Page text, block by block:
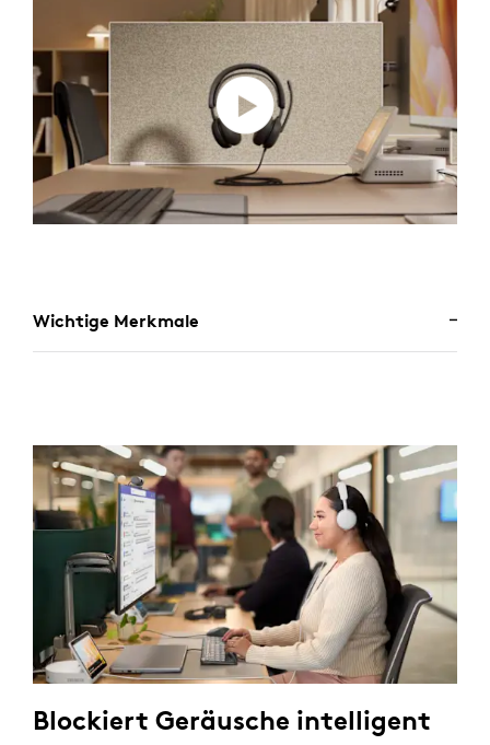
Wichtige Merkmale
Blockiert Geräusche intelligent